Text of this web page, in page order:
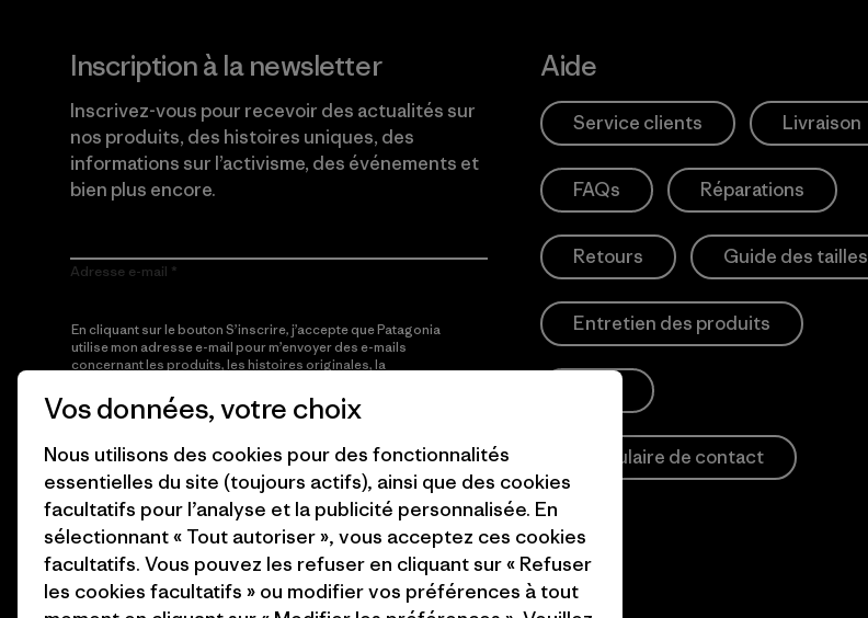
Inscription à la newsletter
Inscrivez-vous pour recevoir des actualités sur
nos produits, des histoires uniques, des
informations sur l’activisme, des événements et
bien plus encore.
Adresse e-mail
En cliquant sur le bouton S’inscrire, j’accepte que Patagonia
utilise mon adresse e-mail pour m’envoyer des e-mails
concernant les produits, les histoires originales, la
et autres, conformément à la
Politique de confidentialité
Patagonia.
S’inscrire
Aide
Service clients Livraison
FAQs Réparations
Retours Guide des tailles
Entretien des produits
Formulaire de contact
Vos données, votre choix
Nous utilisons des cookies pour des fonctionnalités
essentielles du site (toujours actifs), ainsi que des cookies
facultatifs pour l’analyse et la publicité personnalisée. En
sélectionnant « Tout autoriser », vous acceptez ces cookies
facultatifs. Vous pouvez les refuser en cliquant sur « Refuser
les cookies facultatifs » ou modifier vos préférences à tout